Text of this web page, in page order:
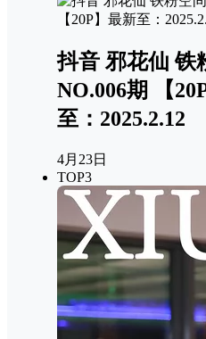
抖音 邪花仙 铁
NO.006期 【
至：2025.2.12
4月23日
TOP3